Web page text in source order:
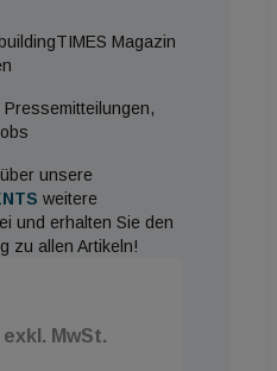
Magazin
unsere
weitere
und erhalten Sie den
zu allen Artikeln!
exkl. MwSt.